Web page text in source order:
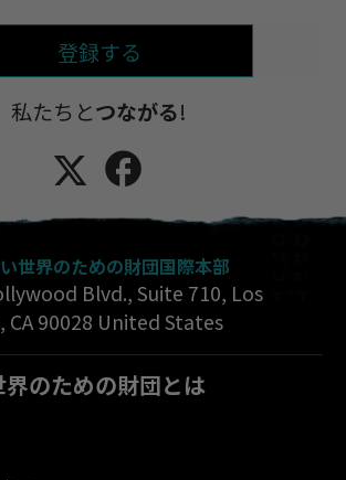
登録する
私たちとつながる!
世界のための財団国際本部
Blvd., Suite 710, Los
, CA 90028 United States
のための財団とは